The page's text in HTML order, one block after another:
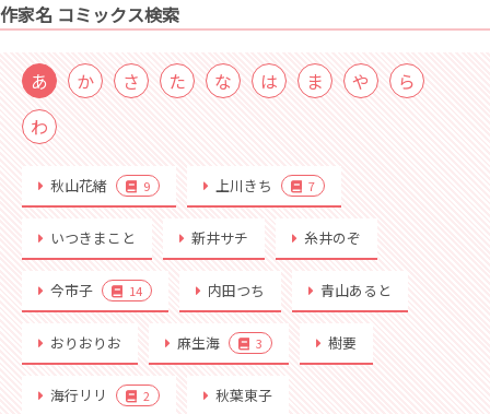
作家名 コミックス検索
あ か さ た な は ま や
ら
わ
秋山花緒 9 上川きち 7
いつきまこと 新井サチ 糸井のぞ
今市子 14 内田つち 青山あると
おりおりお 麻生海 3 樹要
海行リリ 2 秋葉東子